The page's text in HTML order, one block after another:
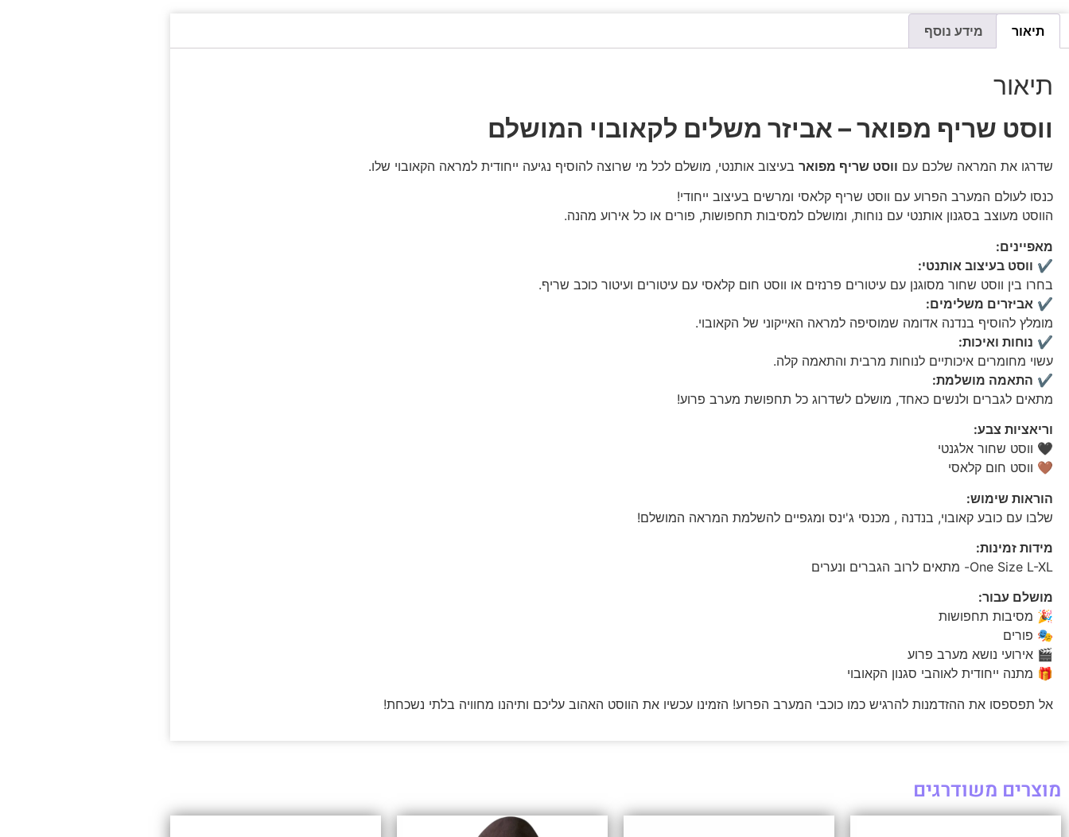
תיאור מידע נוסף
תיאור
ווסט שריף מפואר – אביזר משלים לקאובוי המושלם
שדרגו את המראה שלכם עם ווסט שריף מפואר בעיצוב אותנטי, מושלם לכל מי שרוצה להוסיף נגיעה ייחודית למראה הקאובוי שלו.
כנסו לעולם המערב הפרוע עם ווסט שריף קלאסי ומרשים בעיצוב ייחודי!
הווסט מעוצב בסגנון אותנטי עם נוחות, ומושלם למסיבות תחפושות, פורים או כל אירוע מהנה.
מאפיינים:
✔️ ווסט בעיצוב אותנטי:
בחרו בין ווסט שחור מסוגנן עם עיטורים פרנזים או ווסט חום קלאסי עם עיטורים ועיטור כוכב שריף.
✔️ אביזרים משלימים:
מומלץ להוסיף בנדנה אדומה שמוסיפה למראה האייקוני של הקאובוי.
✔️ נוחות ואיכות:
עשוי מחומרים איכותיים לנוחות מרבית והתאמה קלה.
✔️ התאמה מושלמת:
מתאים לגברים ולנשים כאחד, מושלם לשדרוג כל תחפושת מערב פרוע!
וריאציות צבע:
🖤 ווסט שחור אלגנטי
🤎 ווסט חום קלאסי
הוראות שימוש:
שלבו עם כובע קאובוי, בנדנה , מכנסי ג'ינס ומגפיים להשלמת המראה המושלם!
מידות זמינות:
One Size L-XL- מתאים לרוב הגברים ונערים
מושלם עבור:
🎉 מסיבות תחפושות
🎭 פורים
🎬 אירועי נושא מערב פרוע
🎁 מתנה ייחודית לאוהבי סגנון הקאובוי
אל תפספסו את ההזדמנות להרגיש כמו כוכבי המערב הפרוע! הזמינו עכשיו את הווסט האהוב עליכם ותיהנו מחוויה בלתי נשכחת!
מוצרים משודרגים